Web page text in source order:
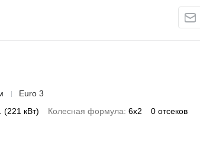
Euro 3
(221 кВт) Колесная формула 6x2 0 отсеков